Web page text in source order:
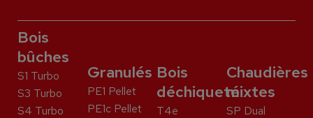
Bois
bûches
S1 Turbo
S3 Turbo
S4 Turbo
Granulés
PE1 Pellet
PE1c Pellet
Bois
déchiqueté
T4e
Chaudières
mixtes
SP Dual